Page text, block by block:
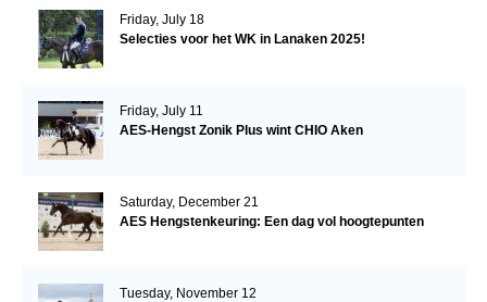
Friday, July 18
Selecties voor het WK in Lanaken 2025!
Friday, July 11
AES-Hengst Zonik Plus wint CHIO Aken
Saturday, December 21
AES Hengstenkeuring: Een dag vol hoogtepunten
Tuesday, November 12